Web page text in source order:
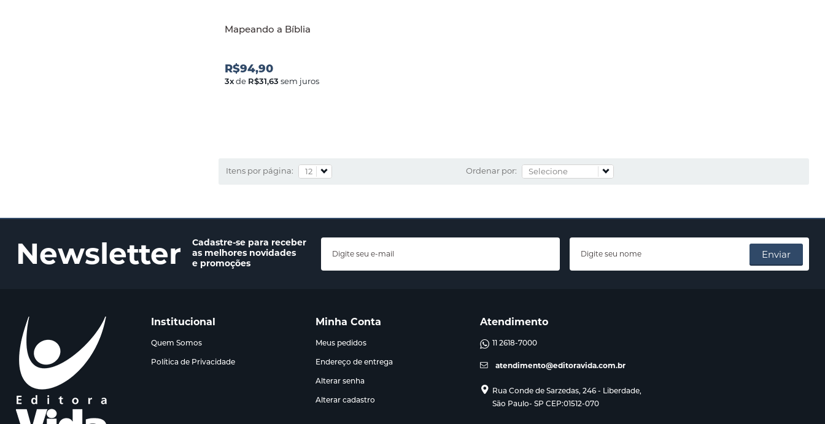
Mapeando a Bíblia
R$94,90
3xde R$31,63 sem juros
Itens por página: Ordenar por:
Newsletter
Cadastre-se para receber
as melhores novidades
e promoções
Enviar
Institucional
Quem Somos
Política de Privacidade
Minha Conta
Meus pedidos
Endereço de entrega
Alterar senha
Alterar cadastro
Atendimento
11 2618-7000
atendimento@editoravida.com.br
Rua Conde de Sarzedas, 246 - Liberdade,
São Paulo- SP CEP:01512-070